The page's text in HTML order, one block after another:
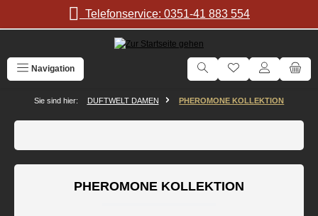
Zum Hauptinhalt springenTelefonservice: 0351-41 883 554
Navigation
Sie sind hier: DUFTWELT DAMEN PHEROMONE KOLLEKTION
PHEROMONE KOLLEKTION